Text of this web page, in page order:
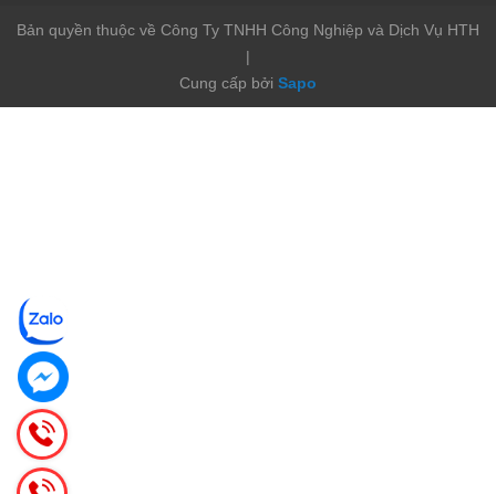
Bản quyền thuộc về Công Ty TNHH Công Nghiệp và Dịch Vụ HTH
|
Cung cấp bởi Sapo